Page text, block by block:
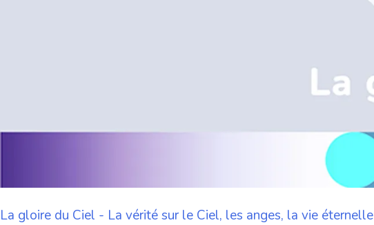
La gloire du Ciel - La vérité sur le Ciel, les anges, la vie éternelle